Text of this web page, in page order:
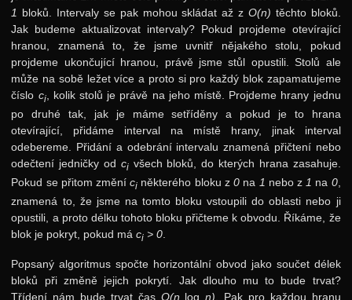
1 bloků. Intervaly se pak mohou skládat až z O(n) těchto bloků.
Jak budeme aktualizovat intervaly? Pokud projdeme otevírající
hranou, znamená to, že jsme uvnitř nějakého stolu, pokud
projdeme ukončující hranou, právě jsme stůl opustili. Stolů ale
může na sobě ležet více a proto si pro každý blok zapamatujeme
číslo ci, kolik stolů je právě na jeho místě. Projdeme hrany jednu
po druhé tak, jak je máme setříděny a pokud je to hrana
otevírající, přidáme interval na místě hrany, jinak interval
odebereme. Přidání a odebrání intervalu znamená přičtení nebo
odečtení jedničky od civšech bloků, do kterých hrana zasahuje.
Pokud se přitom změníci některého bloku z0 na 1 nebo z1 na 0,
znamená to, že jsme na tomto bloku vstoupili do oblasti nebo ji
opustili, a proto délku tohoto bloku přičteme k obvodu. Říkáme, že
blok je pokryt, pokud máci > 0
Popsaný algoritmus spočte horizontální obvod jako součet délek
bloků při změně jejich pokrytí. Jak dlouho mu to bude trvat?
Třídení nám bude trvat čas O(n log n). Pak pro každou hranu